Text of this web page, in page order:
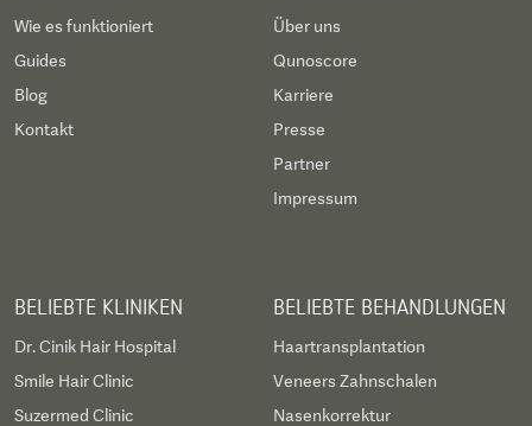
Wie es funktioniert
Guides
Blog
Kontakt
Über uns
Qunoscore
Karriere
Presse
Partner
Impressum
BELIEBTE KLINIKEN
Dr. Cinik Hair Hospital
Smile Hair Clinic
Suzermed Clinic
BELIEBTE BEHANDLUNGEN
Haartransplantation
Veneers Zahnschalen
Nasenkorrektur